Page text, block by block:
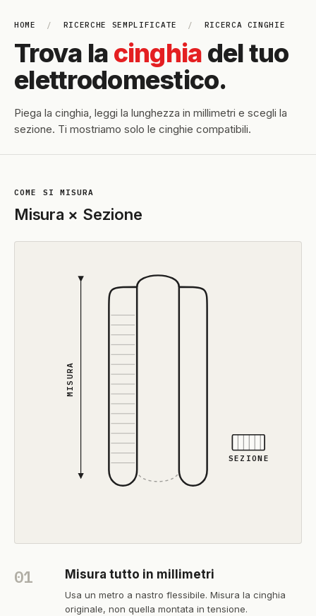
HOME / RICERCHE SEMPLIFICATE / RICERCA CINGHIE
Trova la cinghia del tuo
elettrodomestico.
Piega la cinghia, leggi la lunghezza in millimetri e scegli la
sezione. Ti mostriamo solo le cinghie compatibili.
COME SI MISURA
Misura × Sezione
MISURA
SEZIONE
01 Misura tutto in millimetri
Usa un metro a nastro flessibile. Misura la cinghia
originale, non quella montata in tensione.